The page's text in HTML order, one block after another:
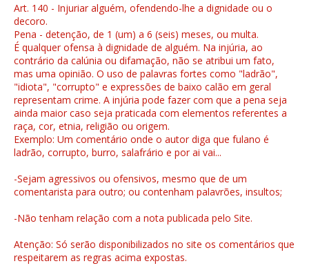
Art. 140 - Injuriar alguém, ofendendo-lhe a dignidade ou o
decoro.
Pena - detenção, de 1 (um) a 6 (seis) meses, ou multa.
É qualquer ofensa à dignidade de alguém. Na injúria, ao
contrário da calúnia ou difamação, não se atribui um fato,
mas uma opinião. O uso de palavras fortes como "ladrão",
"idiota", "corrupto" e expressões de baixo calão em geral
representam crime. A injúria pode fazer com que a pena seja
ainda maior caso seja praticada com elementos referentes a
raça, cor, etnia, religião ou origem.
Exemplo: Um comentário onde o autor diga que fulano é
ladrão, corrupto, burro, salafrário e por ai vai...
-Sejam agressivos ou ofensivos, mesmo que de um
comentarista para outro; ou contenham palavrões, insultos;
-Não tenham relação com a nota publicada pelo Site.
Atenção: Só serão disponibilizados no site os comentários que
respeitarem as regras acima expostas.